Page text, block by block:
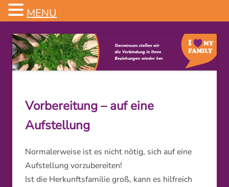
Vorbereitung – auf eine
Aufstellung
Normalerweise ist es nicht nötig, sich auf eine
Aufstellung vorzubereiten!
Ist die Herkunftsfamilie groß, kann es hilfreich
MENU